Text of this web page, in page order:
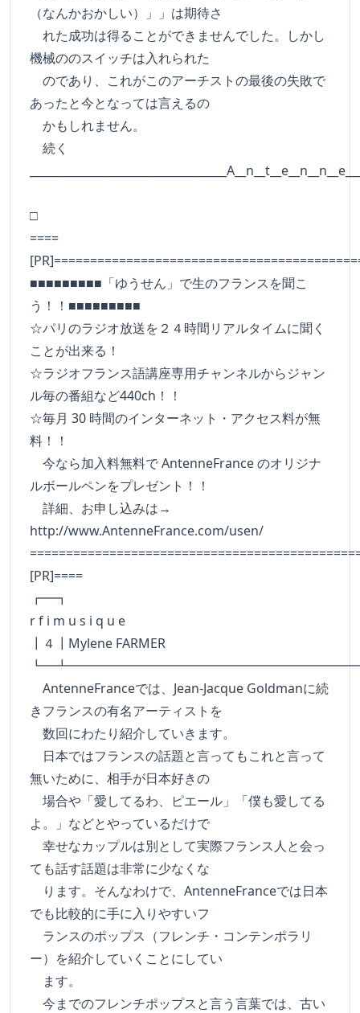
（なんかおかしい）」」は期待さ
れた成功は得ることができませんでした。しかし
機械ののスイッチは入れられた
のであり、これがこのアーチストの最後の失敗で
あったと今となっては言えるの
かもしれません。
続く
□
====
■■■■■■■■■「ゆうせん」で生のフランスを聞こ
う！！■■■■■■■■■
☆パリのラジオ放送を２４時間リアルタイムに聞く
ことが出来る！
☆ラジオフランス語講座専用チャンネルからジャン
ル毎の番組など440ch！！
☆毎月 30 時間のインターネット・アクセス料が無
料！！
今なら加入料無料で AntenneFrance のオリジナ
ルボールペンをプレゼント！！
詳細、お申し込みは→
http://www.AntenneFrance.com/usen/
[PR]====
r f i m u s i q u e
┃４┃Mylene FARMER
AntenneFranceでは、Jean-Jacque Goldmanに続
きフランスの有名アーティストを
数回にわたり紹介していきます。
日本ではフランスの話題と言ってもこれと言って
無いために、相手が日本好きの
場合や「愛してるわ、ピエール」「僕も愛してる
よ。」などとやっているだけで
幸せなカップルは別として実際フランス人と会っ
ても話す話題は非常に少なくな
ります。そんなわけで、AntenneFranceでは日本
でも比較的に手に入りやすいフ
ランスのポップス（フレンチ・コンテンポラリ
ー）を紹介していくことにしてい
ます。
今までのフレンチポップスと言う言葉では、古い